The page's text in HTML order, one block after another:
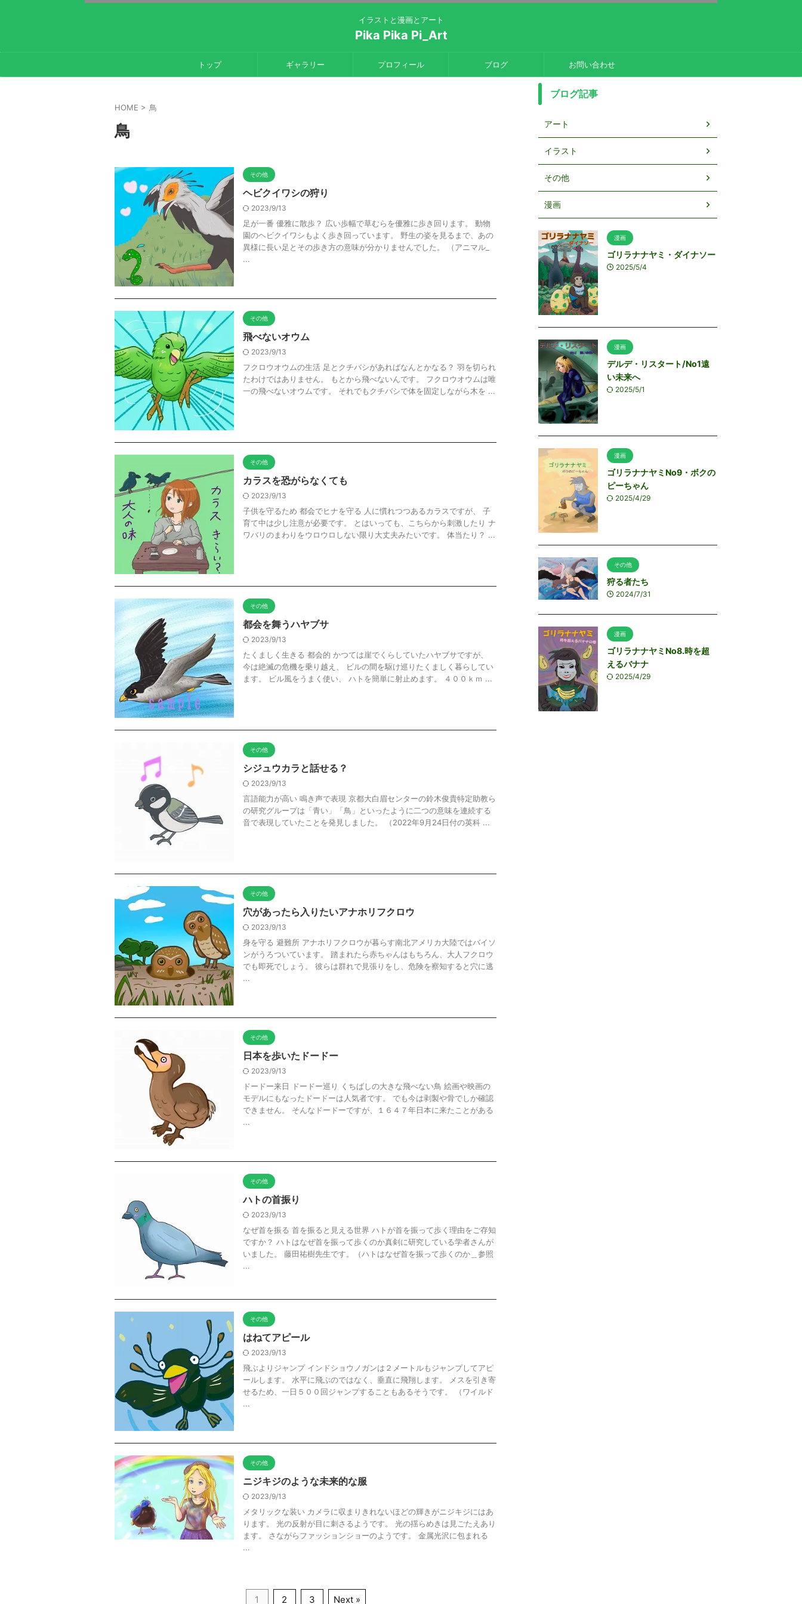
イラストと漫画とアート
Pika Pika Pi_Art
トップ ギャラリー プロフィール ブログ お問い合わせ
HOME > 鳥
鳥
その他
ヘビクイワシの狩り
2023/9/13
足が一番 優雅に散歩？ 広い歩幅で草むらを優雅に歩き回ります。 動物
園のヘビクイワシもよく歩き回っています。 野生の姿を見るまで、あの
異様に長い足とその歩き方の意味が分かりませんでした。 （アニマル_
...
その他
飛べないオウム
2023/9/13
フクロウオウムの生活 足とクチバシがあればなんとかなる？ 羽を切られ
たわけではありません。 もとから飛べないんです。 フクロウオウムは唯
一の飛べないオウムです。 それでもクチバシで体を固定しながら木を ...
その他
カラスを恐がらなくても
2023/9/13
子供を守るため 都会でヒナを守る 人に慣れつつあるカラスですが、 子
育て中は少し注意が必要です。 とはいっても、こちらから刺激したり ナ
ワバリのまわりをウロウロしない限り大丈夫みたいです。 体当たり？ ...
その他
都会を舞うハヤブサ
2023/9/13
たくましく生きる 都会的 かつては崖でくらしていたハヤブサですが、
今は絶滅の危機を乗り越え、 ビルの間を駆け巡りたくましく暮らしてい
ます。 ビル風をうまく使い、 ハトを簡単に射止めます。 ４００ｋｍ ...
その他
シジュウカラと話せる？
2023/9/13
言語能力が高い 鳴き声で表現 京都大白眉センターの鈴木俊貴特定助教ら
の研究グループは「青い」「鳥」といったように二つの意味を連続する
音で表現していたことを発見しました。 （2022年9月24日付の英科 ...
その他
穴があったら入りたいアナホリフクロウ
2023/9/13
身を守る 避難所 アナホリフクロウが暮らす南北アメリカ大陸ではバイソ
ンがうろついています。 踏まれたら赤ちゃんはもちろん、大人フクロウ
でも即死でしょう。 彼らは群れで見張りをし、危険を察知すると穴に逃
...
その他
日本を歩いたドードー
2023/9/13
ドードー来日 ドードー巡り くちばしの大きな飛べない鳥 絵画や映画の
モデルにもなったドードーは人気者です。 でも今は剥製や骨でしか確認
できません。 そんなドードーですが、１６４７年日本に来たことがある
...
その他
ハトの首振り
2023/9/13
なぜ首を振る 首を振ると見える世界 ハトが首を振って歩く理由をご存知
ですか？ ハトはなぜ首を振って歩くのか真剣に研究している学者さんが
いました。 藤田祐樹先生です。（ハトはなぜ首を振って歩くのか＿参照
...
その他
はねてアピール
2023/9/13
飛ぶよりジャンプ インドショウノガンは２メートルもジャンプしてアピ
ールします。 水平に飛ぶのではなく、垂直に飛翔します。 メスを引き寄
せるため、一日５００回ジャンプすることもあるそうです。 （ワイルド
...
その他
ニジキジのような未来的な服
2023/9/13
メタリックな装い カメラに収まりきれないほどの輝きがニジキジにはあ
ります。 光の反射が目に刺さるようです。 光の揺らめきは見ごたえあり
ます。 さながらファッションショーのようです。 金属光沢に包まれる
...
1 2 3 Next »
ブログ記事
アート
イラスト
その他
漫画
漫画
ゴリラナナヤミ・ダイナソー
2025/5/4
漫画
デルデ・リスタート/No1遠
い未来へ
2025/5/1
漫画
ゴリラナナヤミNo9・ボクの
ピーちゃん
2025/4/29
その他
狩る者たち
2024/7/31
漫画
ゴリラナナヤミNo8.時を超
えるバナナ
2025/4/29